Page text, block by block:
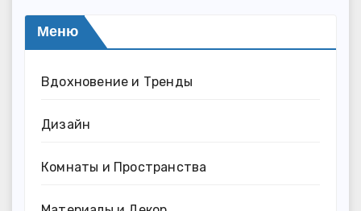
Меню
Вдохновение и Тренды
Дизайн
Комнаты и Пространства